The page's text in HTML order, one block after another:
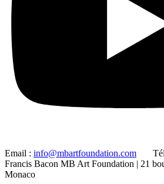
Email : info@mbartfoundation.com Tél
Francis Bacon MB Art Foundation | 21
Monaco